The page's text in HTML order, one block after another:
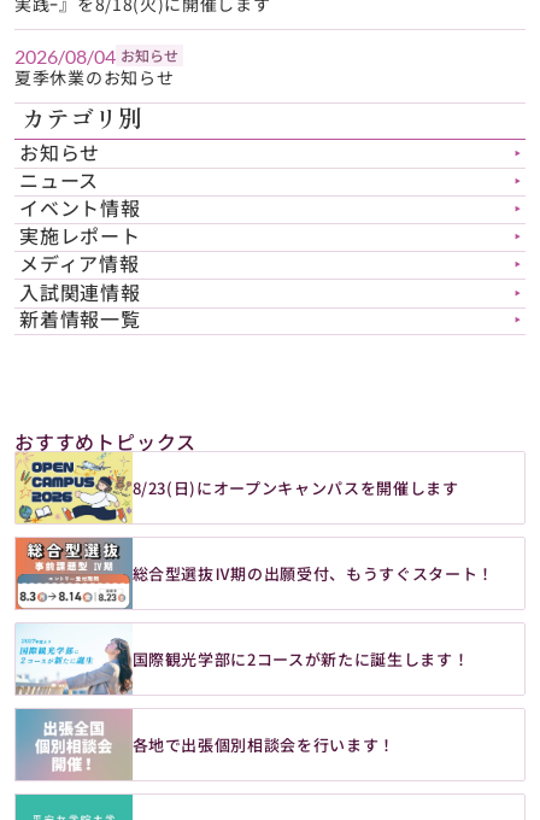
2026/08/04 お知らせ
夏季休業のお知らせ
カテゴリ別
お知らせ ▶︎
ニュース ▶︎
イベント情報 ▶︎
実施レポート ▶︎
メディア情報 ▶︎
入試関連情報 ▶︎
新着情報一覧 ▶︎
おすすめトピックス
8/23(日)にオープンキャンパスを開催します
総合型選抜Ⅳ期の出願受付、もうすぐスタート！
国際観光学部に2コースが新たに誕生します！
各地で出張個別相談会を行います！